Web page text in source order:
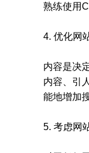
熟练使用
4. 优化网
内容是决
内容、引
能地增加
5. 考虑网